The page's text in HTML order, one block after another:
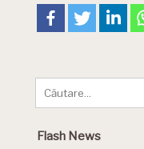
Flash News